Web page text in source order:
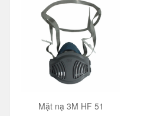
Mặt nạ 3M HF 51